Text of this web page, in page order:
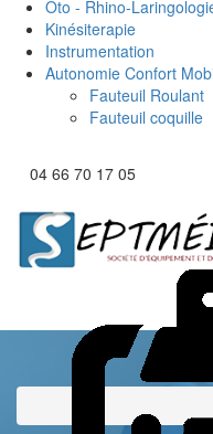
Oto - Rhino-
Kinésiterapie
Instrumentation
Autonomie Confort
Fauteuil Roulant
Fauteuil coquille
04 66 70 17 05